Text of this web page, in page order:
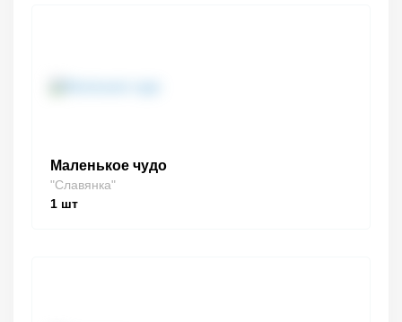
Маленькое чудо
"Славянка"
1 шт